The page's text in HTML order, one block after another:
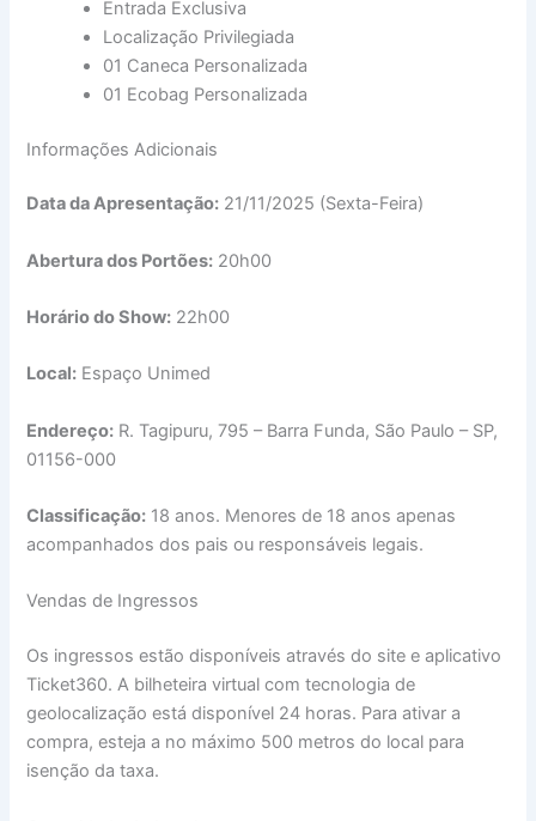
Entrada Exclusiva
Localização Privilegiada
01 Caneca Personalizada
01 Ecobag Personalizada
Informações Adicionais
Data da Apresentação: 21/11/2025 (Sexta-Feira)
Abertura dos Portões: 20h00
Horário do Show: 22h00
Local: Espaço Unimed
Endereço: R. Tagipuru, 795 – Barra Funda, São Paulo – SP,
01156-000
Classificação: 18 anos. Menores de 18 anos apenas
acompanhados dos pais ou responsáveis legais.
Vendas de Ingressos
Os ingressos estão disponíveis através do site e aplicativo
Ticket360. A bilheteira virtual com tecnologia de
geolocalização está disponível 24 horas. Para ativar a
compra, esteja a no máximo 500 metros do local para
isenção da taxa.